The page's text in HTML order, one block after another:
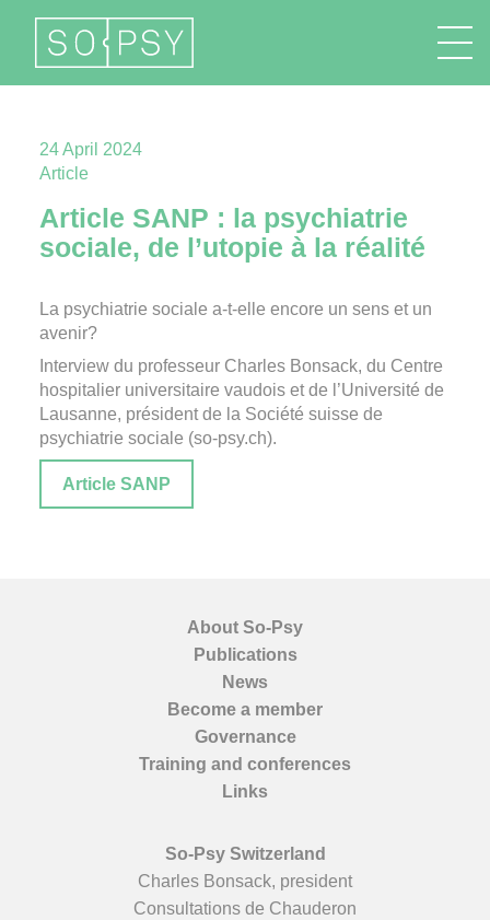
FR EN IT
24 April 2024
Article
Article SANP : la psychiatrie
sociale, de l’utopie à la réalité
La psychiatrie sociale a-t-elle encore un sens et un
avenir?
Interview du professeur Charles Bonsack, du Centre
hospitalier universitaire vaudois et de l’Université de
Lausanne, président de la Société suisse de
psychiatrie sociale (so-psy.ch).
Article SANP
About So-Psy
Publications
News
Become a member
Governance
Training and conferences
Links
So-Psy Switzerland
Charles Bonsack, president
Consultations de Chauderon